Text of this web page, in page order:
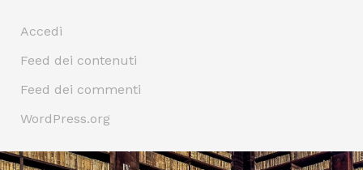
Accedi
Feed dei contenuti
Feed dei commenti
WordPress.org